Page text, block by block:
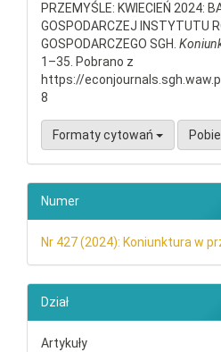
PRZEMYŚLE: KWIECIEŃ 2024:
GOSPODARCZEJ INSTYTUTU
GOSPODARCZEGO SGH.
1–35. Pobrano z
https://
8
Formaty cytowań
Numer
Nr 427 (2024): Koniunktura w
Dział
Artykuły